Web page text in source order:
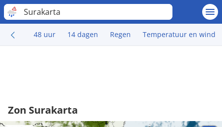
Surakarta
48 uur 14 dagen Regen Temperatuur en wind
Zon Surakarta